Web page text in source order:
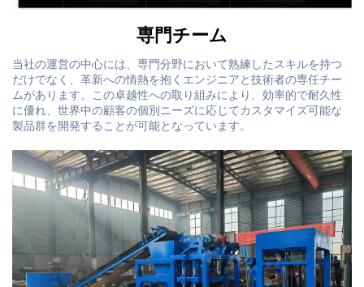
専門チーム
当社の運営の中心には、専門分野において熟練したスキルを持つ
だけでなく、革新への情熱を抱くエンジニアと技術者の専任チー
ムがあります。この卓越性への取り組みにより、効率的で耐久性
に優れ、世界中の顧客の個別ニーズに応じてカスタマイズ可能な
製品群を開発することが可能となっています。